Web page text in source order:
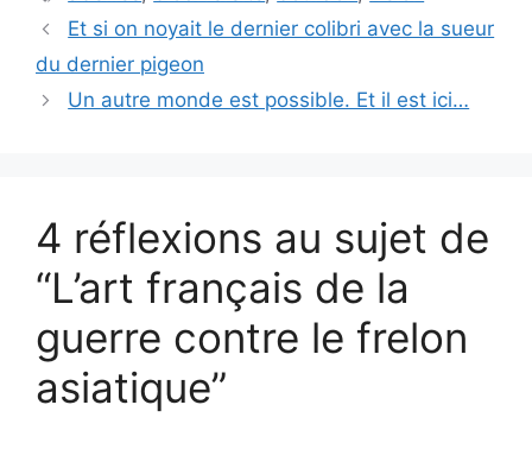
Et si on noyait le dernier colibri avec la sueur
du dernier pigeon
Un autre monde est possible. Et il est ici…
4 réflexions au sujet de
“L’art français de la
guerre contre le frelon
asiatique”